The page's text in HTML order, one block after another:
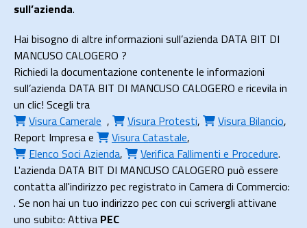
sull’azienda.
Hai bisogno di altre informazioni sull’azienda DATA BIT DI
MANCUSO CALOGERO ?
Richiedi la documentazione contenente le informazioni
sull’azienda DATA BIT DI MANCUSO CALOGERO e ricevila in
un clic! Scegli tra
Visura Camerale , Visura Protesti, Visura Bilancio,
Report Impresae Visura Catastale,
Elenco Soci Azienda, Verifica Fallimenti e Procedure.
L'azienda DATA BIT DI MANCUSO CALOGERO può essere
contatta all'indirizzo pec registrato in Camera di Commercio:
. Se non hai un tuo indirizzo pec con cui scrivergli attivane
uno subito: Attiva PEC